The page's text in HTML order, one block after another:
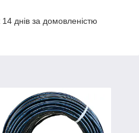
днів за домовленістю